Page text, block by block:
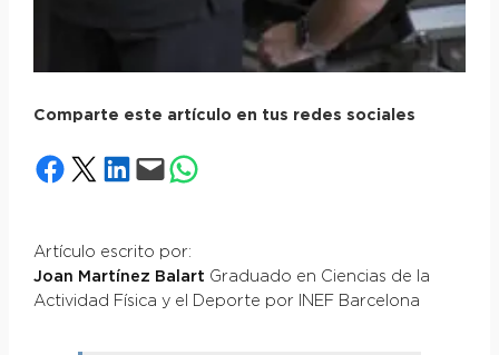
Comparte este artículo en tus redes sociales
Compartir en Facebook
Compartir en X Compartir en LinkedIn
Envía esta página por correo electrónico
Compartir en WhatsApp
Artículo escrito por:
Joan Martínez Balart Graduado en Ciencias de la
Actividad Física y el Deporte por INEF Barcelona